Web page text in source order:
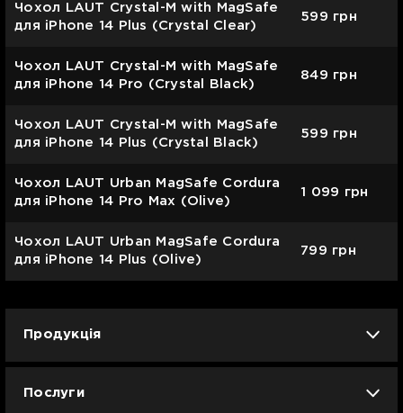
Чохол LAUT Crystal-M with MagSafe
для iPhone 14 Plus (Crystal Clear)
599 грн
Чохол LAUT Crystal-M with MagSafe
для iPhone 14 Pro (Crystal Black)
849 грн
Чохол LAUT Crystal-M with MagSafe
для iPhone 14 Plus (Crystal Black)
599 грн
Чохол LAUT Urban MagSafe Cordura
для iPhone 14 Pro Max (Olive)
1 099 грн
Чохол LAUT Urban MagSafe Cordura
для iPhone 14 Plus (Olive)
799 грн
Продукція
Послуги